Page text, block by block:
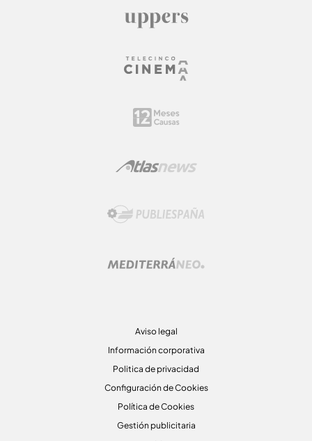
Aviso legal
Información corporativa
Politica de privacidad
Configuración de Cookies
Política de Cookies
Gestión publicitaria